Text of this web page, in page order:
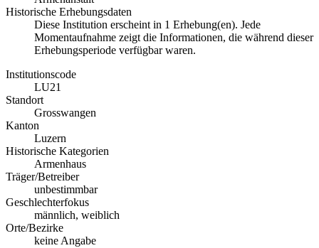
Historische Erhebungsdaten
Diese Institution erscheint in 1 Erhebung(en). Jede
Momentaufnahme zeigt die Informationen, die während dieser
Erhebungsperiode verfügbar waren.
Institutionscode
LU21
Standort
Grosswangen
Kanton
Luzern
Historische Kategorien
Armenhaus
Träger/Betreiber
unbestimmbar
Geschlechterfokus
männlich, weiblich
Orte/Bezirke
keine Angabe